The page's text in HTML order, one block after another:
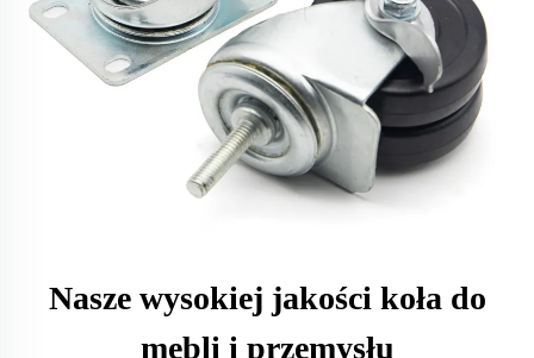
Nasze wysokiej jakości koła do
mebli i przemysłu